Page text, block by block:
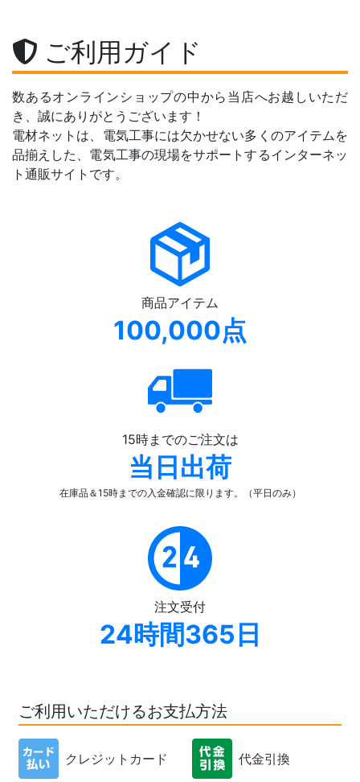
ご利用ガイド
数あるオンラインショップの中から当店へお越しいただ
き、誠にありがとうございます！
電材ネットは、電気工事には欠かせない多くのアイテムを
品揃えした、電気工事の現場をサポートするインターネッ
ト通販サイトです。
商品アイテム
100,000点
15時までのご注文は
当日出荷
在庫品＆15時までの入金確認に限ります。（平日のみ）
注文受付
24時間365日
ご利用いただけるお支払方法
クレジットカード 代金引換